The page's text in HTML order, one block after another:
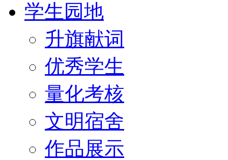
学生园地
升旗献词
优秀学生
量化考核
文明宿舍
作品展示